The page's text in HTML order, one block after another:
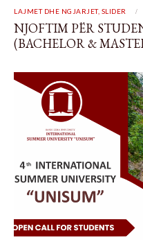
LAJMET DHE NGJARJET, SLIDER
NJOFTIM PËR
(BACHELOR &